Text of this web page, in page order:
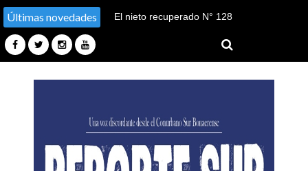
Últimas novedades
El nieto recuperado N° 128
sustracción y sustitución de
identidad en Tucumán